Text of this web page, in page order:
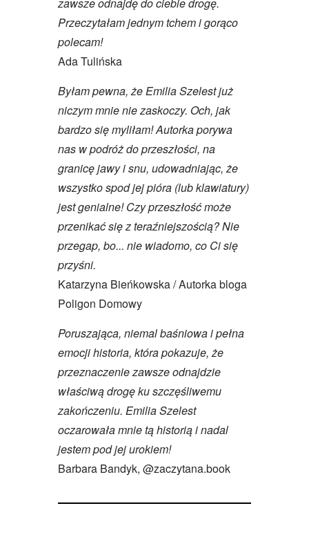
Przeczytałam jednym tchem i gorąco
polecam!
Ada Tulińska
Byłam pewna, że Emilia Szelest już
niczym mnie nie zaskoczy. Och, jak
bardzo się myliłam! Autorka porywa
nas w podróż do przeszłości, na
granicę jawy i snu, udowadniając, że
wszystko spod jej pióra (lub klawiatury)
jest genialne! Czy przeszłość może
przenikać się z teraźniejszością? Nie
przegap, bo... nie wiadomo, co Ci się
przyśni.
Katarzyna Bieńkowska / Autorka bloga
Poligon Domowy
Poruszająca, niemal baśniowa i pełna
emocji historia, która pokazuje, że
przeznaczenie zawsze odnajdzie
właściwą drogę ku szczęśliwemu
zakończeniu. Emilia Szelest
oczarowała mnie tą historią i nadal
jestem pod jej urokiem!
Barbara Bandyk, @zaczytana.book